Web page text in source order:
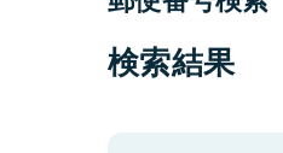
検索結果